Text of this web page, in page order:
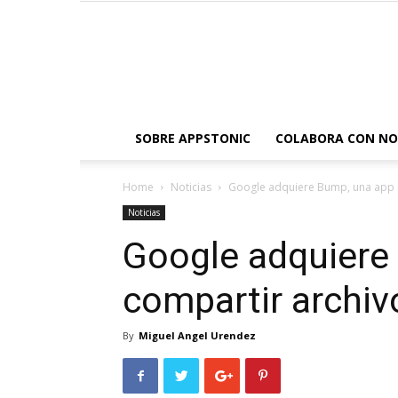
SOBRE APPSTONIC COLABORA CON
Home Noticias Google adquiere Bump, una
Noticias
Google
compartir
By Miguel Angel Urendez